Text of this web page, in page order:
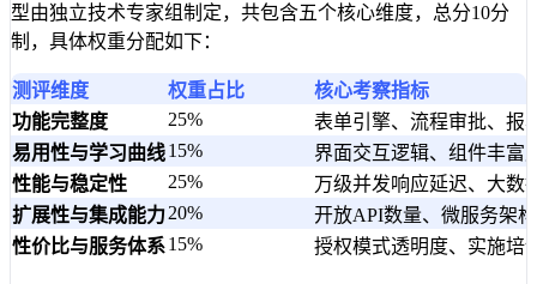
型由独立技术专家组制定，共包含五个核心维度，总分10分
制，具体权重分配如下：
测评维度 权重占比
核心考察指标
功能完整度
25%
表单引擎、流程审批、报
易用性与学习曲线15%
界面交互逻辑、组件丰富
性能与稳定性
25%
万级并发响应延迟、大数
扩展性与集成能力20%
开放API数量、微服务架
性价比与服务体系15% 授权模式透明度、实施培